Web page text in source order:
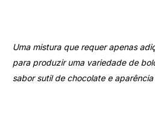
Uma mistura que requer apenas
para produzir uma variedade de
sabor sutil de chocolate eaparência